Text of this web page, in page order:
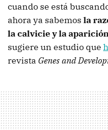
cuando se está
ahora ya sabemos la
la calvicie y la
sugiere un estudio que
revista Genes and